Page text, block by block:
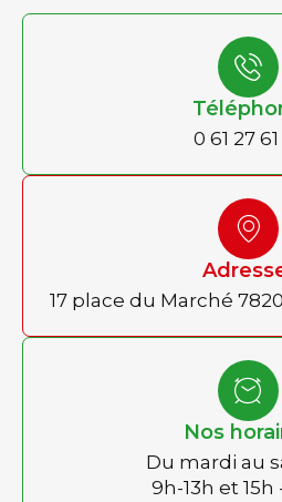
0 61 27 61
17 place du Marché
Nos
Du mardi au
9h-13h et 15h